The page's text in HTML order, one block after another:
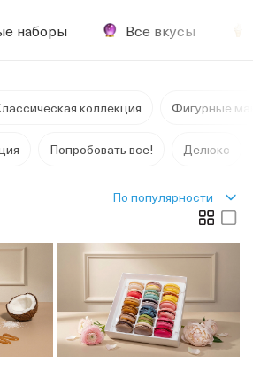
наборы Все вкусы
коллекция Фигурные
Попробовать все! Делюкс
По популярности